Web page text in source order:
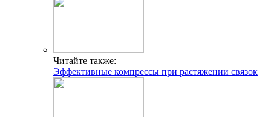
Читайте также:
Эффективные компрессы при растяжении связок